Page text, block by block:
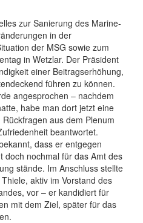
zur Sanierung des Marine-
in der
der MSG sowie zum
in Wetzlar. Der Präsident
einer Beitragserhöhung,
führen zu können.
angesprochen – nachdem
habe man dort jetzt eine
aus dem Plenum
beantwortet.
dass er entgegen
doch nochmal für das Amt des
stände. Im Anschluss stellte
aktiv im Vorstand des
vor – er kandidiert für
mit dem Ziel, später für das